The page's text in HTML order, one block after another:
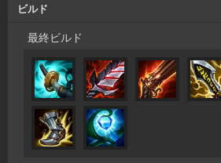
ビルド
最終ビルド